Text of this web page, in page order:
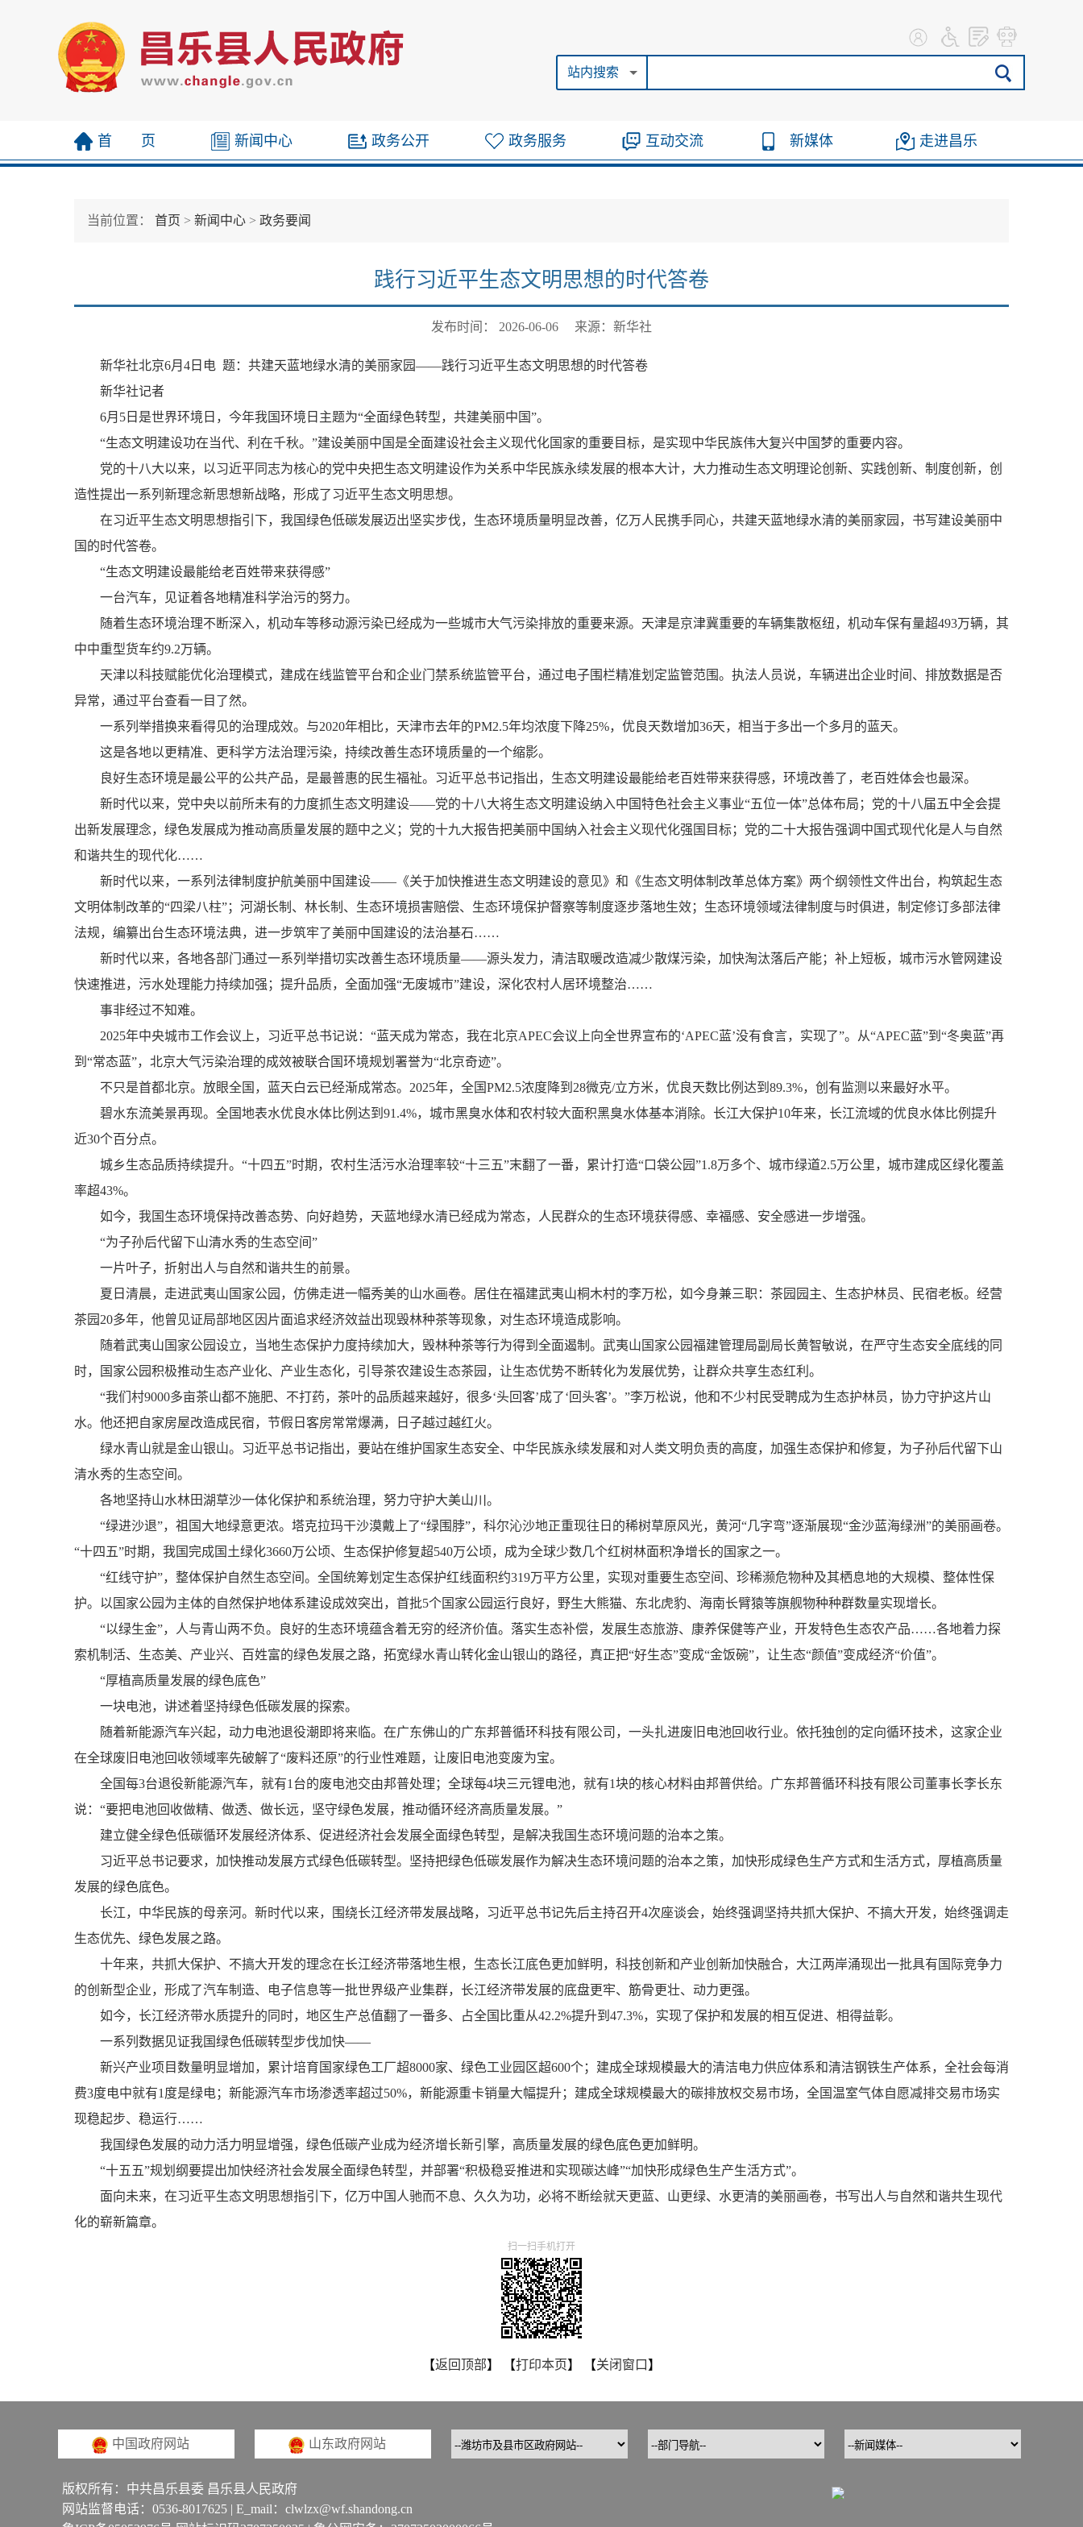
站内搜索
首 页 新闻中心 政务公开 政务服务 互动交流 新媒体 走进昌乐
当前位置： 首页 > 新闻中心 > 政务要闻
践行习近平生态文明思想的时代答卷
发布时间： 2026-06-06 来源：新华社
新华社北京6月4日电 题：共建天蓝地绿水清的美丽家园——践行习近平生态文明思想的时代答卷
新华社记者
6月5日是世界环境日，今年我国环境日主题为“全面绿色转型，共建美丽中国”。
“生态文明建设功在当代、利在千秋。”建设美丽中国是全面建设社会主义现代化国家的重要目标，是实现中华民族伟大复兴中国梦的重要内容。
党的十八大以来，以习近平同志为核心的党中央把生态文明建设作为关系中华民族永续发展的根本大计，大力推动生态文明理论创新、实践创新、制度创新，创
造性提出一系列新理念新思想新战略，形成了习近平生态文明思想。
在习近平生态文明思想指引下，我国绿色低碳发展迈出坚实步伐，生态环境质量明显改善，亿万人民携手同心，共建天蓝地绿水清的美丽家园，书写建设美丽中
国的时代答卷。
“生态文明建设最能给老百姓带来获得感”
一台汽车，见证着各地精准科学治污的努力。
随着生态环境治理不断深入，机动车等移动源污染已经成为一些城市大气污染排放的重要来源。天津是京津冀重要的车辆集散枢纽，机动车保有量超493万辆，其
中中重型货车约9.2万辆。
天津以科技赋能优化治理模式，建成在线监管平台和企业门禁系统监管平台，通过电子围栏精准划定监管范围。执法人员说，车辆进出企业时间、排放数据是否
异常，通过平台查看一目了然。
一系列举措换来看得见的治理成效。与2020年相比，天津市去年的PM2.5年均浓度下降25%，优良天数增加36天，相当于多出一个多月的蓝天。
这是各地以更精准、更科学方法治理污染，持续改善生态环境质量的一个缩影。
良好生态环境是最公平的公共产品，是最普惠的民生福祉。习近平总书记指出，生态文明建设最能给老百姓带来获得感，环境改善了，老百姓体会也最深。
新时代以来，党中央以前所未有的力度抓生态文明建设——党的十八大将生态文明建设纳入中国特色社会主义事业“五位一体”总体布局；党的十八届五中全会提
出新发展理念，绿色发展成为推动高质量发展的题中之义；党的十九大报告把美丽中国纳入社会主义现代化强国目标；党的二十大报告强调中国式现代化是人与自然
和谐共生的现代化……
新时代以来，一系列法律制度护航美丽中国建设——《关于加快推进生态文明建设的意见》和《生态文明体制改革总体方案》两个纲领性文件出台，构筑起生态
文明体制改革的“四梁八柱”；河湖长制、林长制、生态环境损害赔偿、生态环境保护督察等制度逐步落地生效；生态环境领域法律制度与时俱进，制定修订多部法律
法规，编纂出台生态环境法典，进一步筑牢了美丽中国建设的法治基石……
新时代以来，各地各部门通过一系列举措切实改善生态环境质量——源头发力，清洁取暖改造减少散煤污染，加快淘汰落后产能；补上短板，城市污水管网建设
快速推进，污水处理能力持续加强；提升品质，全面加强“无废城市”建设，深化农村人居环境整治……
事非经过不知难。
2025年中央城市工作会议上，习近平总书记说：“蓝天成为常态，我在北京APEC会议上向全世界宣布的‘APEC蓝’没有食言，实现了”。从“APEC蓝”到“冬奥蓝”再
到“常态蓝”，北京大气污染治理的成效被联合国环境规划署誉为“北京奇迹”。
不只是首都北京。放眼全国，蓝天白云已经渐成常态。2025年，全国PM2.5浓度降到28微克/立方米，优良天数比例达到89.3%，创有监测以来最好水平。
碧水东流美景再现。全国地表水优良水体比例达到91.4%，城市黑臭水体和农村较大面积黑臭水体基本消除。长江大保护10年来，长江流域的优良水体比例提升
近30个百分点。
城乡生态品质持续提升。“十四五”时期，农村生活污水治理率较“十三五”末翻了一番，累计打造“口袋公园”1.8万多个、城市绿道2.5万公里，城市建成区绿化覆盖
率超43%。
如今，我国生态环境保持改善态势、向好趋势，天蓝地绿水清已经成为常态，人民群众的生态环境获得感、幸福感、安全感进一步增强。
“为子孙后代留下山清水秀的生态空间”
一片叶子，折射出人与自然和谐共生的前景。
夏日清晨，走进武夷山国家公园，仿佛走进一幅秀美的山水画卷。居住在福建武夷山桐木村的李万松，如今身兼三职：茶园园主、生态护林员、民宿老板。经营
茶园20多年，他曾见证局部地区因片面追求经济效益出现毁林种茶等现象，对生态环境造成影响。
随着武夷山国家公园设立，当地生态保护力度持续加大，毁林种茶等行为得到全面遏制。武夷山国家公园福建管理局副局长黄智敏说，在严守生态安全底线的同
时，国家公园积极推动生态产业化、产业生态化，引导茶农建设生态茶园，让生态优势不断转化为发展优势，让群众共享生态红利。
“我们村9000多亩茶山都不施肥、不打药，茶叶的品质越来越好，很多‘头回客’成了‘回头客’。”李万松说，他和不少村民受聘成为生态护林员，协力守护这片山
水。他还把自家房屋改造成民宿，节假日客房常常爆满，日子越过越红火。
绿水青山就是金山银山。习近平总书记指出，要站在维护国家生态安全、中华民族永续发展和对人类文明负责的高度，加强生态保护和修复，为子孙后代留下山
清水秀的生态空间。
各地坚持山水林田湖草沙一体化保护和系统治理，努力守护大美山川。
“绿进沙退”，祖国大地绿意更浓。塔克拉玛干沙漠戴上了“绿围脖”，科尔沁沙地正重现往日的稀树草原风光，黄河“几字弯”逐渐展现“金沙蓝海绿洲”的美丽画卷。
“十四五”时期，我国完成国土绿化3660万公顷、生态保护修复超540万公顷，成为全球少数几个红树林面积净增长的国家之一。
“红线守护”，整体保护自然生态空间。全国统筹划定生态保护红线面积约319万平方公里，实现对重要生态空间、珍稀濒危物种及其栖息地的大规模、整体性保
护。以国家公园为主体的自然保护地体系建设成效突出，首批5个国家公园运行良好，野生大熊猫、东北虎豹、海南长臂猿等旗舰物种种群数量实现增长。
“以绿生金”，人与青山两不负。良好的生态环境蕴含着无穷的经济价值。落实生态补偿，发展生态旅游、康养保健等产业，开发特色生态农产品……各地着力探
索机制活、生态美、产业兴、百姓富的绿色发展之路，拓宽绿水青山转化金山银山的路径，真正把“好生态”变成“金饭碗”，让生态“颜值”变成经济“价值”。
“厚植高质量发展的绿色底色”
一块电池，讲述着坚持绿色低碳发展的探索。
随着新能源汽车兴起，动力电池退役潮即将来临。在广东佛山的广东邦普循环科技有限公司，一头扎进废旧电池回收行业。依托独创的定向循环技术，这家企业
在全球废旧电池回收领域率先破解了“废料还原”的行业性难题，让废旧电池变废为宝。
全国每3台退役新能源汽车，就有1台的废电池交由邦普处理；全球每4块三元锂电池，就有1块的核心材料由邦普供给。广东邦普循环科技有限公司董事长李长东
说：“要把电池回收做精、做透、做长远，坚守绿色发展，推动循环经济高质量发展。”
建立健全绿色低碳循环发展经济体系、促进经济社会发展全面绿色转型，是解决我国生态环境问题的治本之策。
习近平总书记要求，加快推动发展方式绿色低碳转型。坚持把绿色低碳发展作为解决生态环境问题的治本之策，加快形成绿色生产方式和生活方式，厚植高质量
发展的绿色底色。
长江，中华民族的母亲河。新时代以来，围绕长江经济带发展战略，习近平总书记先后主持召开4次座谈会，始终强调坚持共抓大保护、不搞大开发，始终强调走
生态优先、绿色发展之路。
十年来，共抓大保护、不搞大开发的理念在长江经济带落地生根，生态长江底色更加鲜明，科技创新和产业创新加快融合，大江两岸涌现出一批具有国际竞争力
的创新型企业，形成了汽车制造、电子信息等一批世界级产业集群，长江经济带发展的底盘更牢、筋骨更壮、动力更强。
如今，长江经济带水质提升的同时，地区生产总值翻了一番多、占全国比重从42.2%提升到47.3%，实现了保护和发展的相互促进、相得益彰。
一系列数据见证我国绿色低碳转型步伐加快——
新兴产业项目数量明显增加，累计培育国家绿色工厂超8000家、绿色工业园区超600个；建成全球规模最大的清洁电力供应体系和清洁钢铁生产体系，全社会每消
费3度电中就有1度是绿电；新能源汽车市场渗透率超过50%，新能源重卡销量大幅提升；建成全球规模最大的碳排放权交易市场，全国温室气体自愿减排交易市场实
现稳起步、稳运行……
我国绿色发展的动力活力明显增强，绿色低碳产业成为经济增长新引擎，高质量发展的绿色底色更加鲜明。
“十五五”规划纲要提出加快经济社会发展全面绿色转型，并部署“积极稳妥推进和实现碳达峰”“加快形成绿色生产生活方式”。
面向未来，在习近平生态文明思想指引下，亿万中国人驰而不息、久久为功，必将不断绘就天更蓝、山更绿、水更清的美丽画卷，书写出人与自然和谐共生现代
化的崭新篇章。
扫一扫手机打开
【返回顶部】 【打印本页】 【关闭窗口 】
中国政府网站 山东政府网站
版权所有：中共昌乐县委 昌乐县人民政府
网站监督电话：0536-8017625 | E_mail：clwlzx@wf.shandong.cn